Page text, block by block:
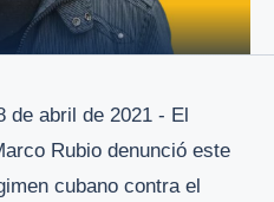
de abril de 2021 - El
Rubio denunció este
cubano contra el